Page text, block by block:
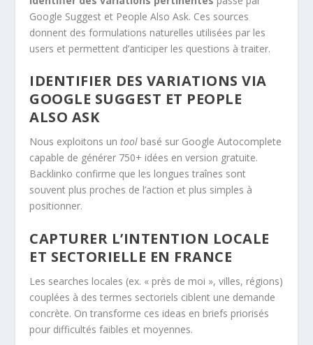
Google Suggest et People Also Ask. Ces sources
donnent des formulations naturelles utilisées par les
users et permettent d’anticiper les questions à traiter.
IDENTIFIER DES VARIATIONS VIA
GOOGLE SUGGEST ET PEOPLE
ALSO ASK
Nous exploitons untool basé sur Google Autocomplete
capable de générer 750+ idées en version gratuite.
Backlinko confirme que les longues traînes sont
souvent plus proches de l’action et plus simples à
positionner.
CAPTURER L’INTENTION LOCALE
ET SECTORIELLE EN FRANCE
Les searches locales (ex. « près de moi », villes, régions)
couplées à des termes sectoriels ciblent une demande
concrète. On transforme ces ideas en briefs priorisés
pour difficultés faibles et moyennes.